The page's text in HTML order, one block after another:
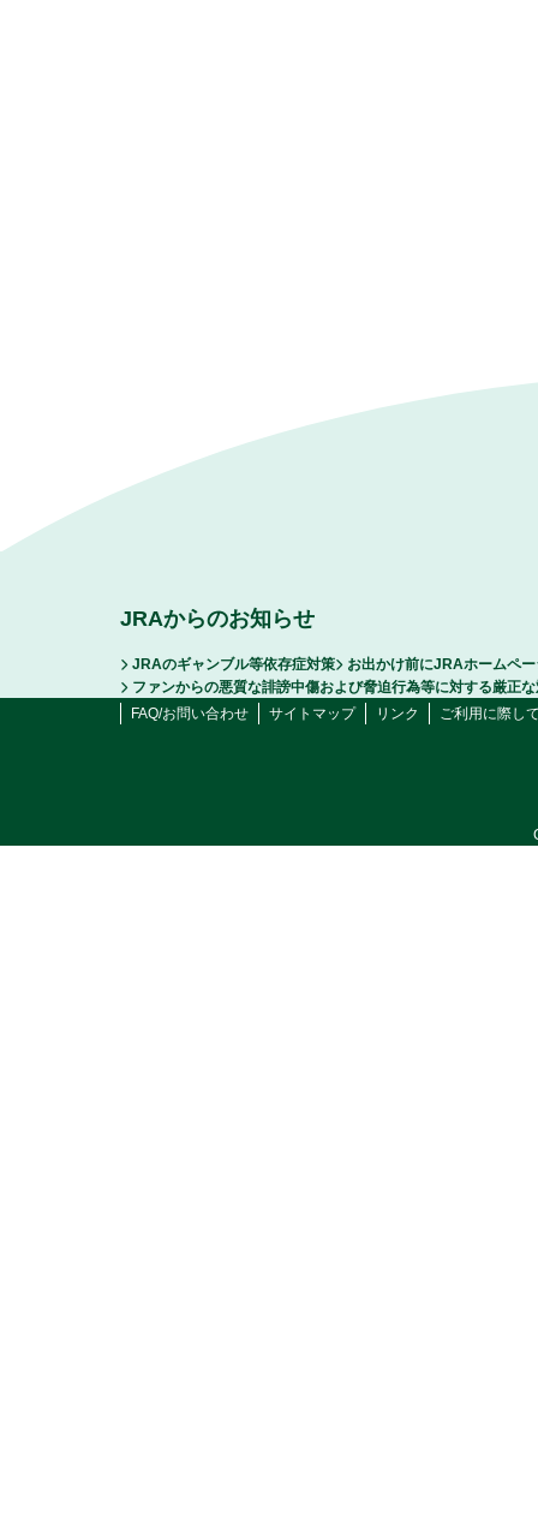
JRAからのお知らせ
JRAのギャンブル等依存症対策
お出かけ前にJRAホームペ
ファンからの悪質な誹謗中傷および脅迫行為等に対する厳正
FAQ/お問い合わせ
サイトマップ リンク ご利用に際し